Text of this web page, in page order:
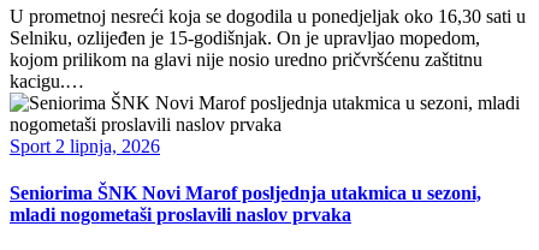
U prometnoj nesreći koja se dogodila u ponedjeljak oko 16,30 sati u
Selniku, ozlijeđen je 15-godišnjak. On je upravljao mopedom,
kojom prilikom na glavi nije nosio uredno pričvršćenu zaštitnu
kacigu.…
Sport 2 lipnja, 2026
Seniorima ŠNK Novi Marof posljednja utakmica u sezoni,
mladi nogometaši proslavili naslov prvaka